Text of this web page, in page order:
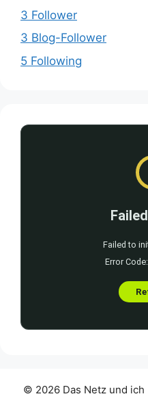
3 Follower
3 Blog-Follower
5 Following
© 2026 Das Netz und ich